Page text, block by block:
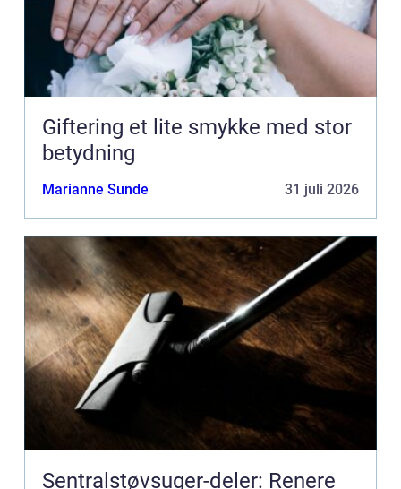
Giftering et lite smykke med stor
betydning
Marianne Sunde 31 juli 2026
Sentralstøvsuger-deler: Renere